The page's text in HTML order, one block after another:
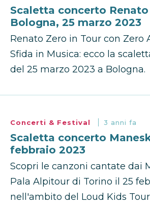
Scaletta concerto
Bologna, 25 marzo 2023
Renato Zero in Tour con Zero
Sfida in Musica: ecco la
del 25 marzo 2023 a Bologna.
Concerti & Festival 3 anni fa
Scaletta concerto
febbraio 2023
Scopri le canzoni cantate dai
Pala Alpitour di Torino il 25
nell'ambito del Loud Kids